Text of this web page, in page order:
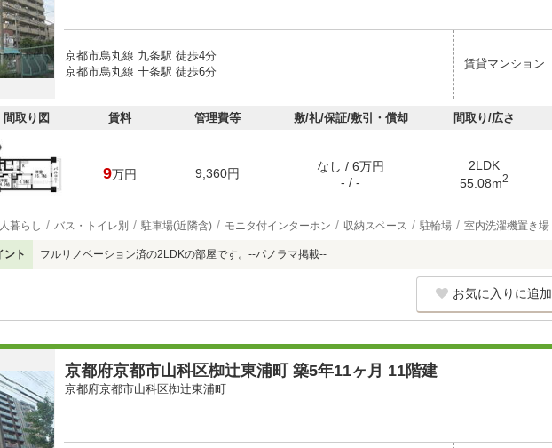
京都市烏丸線 九条駅 徒歩4分
京都市烏丸線 十条駅 徒歩6分
賃貸マンション
間取り図 賃料 管理費等 敷/礼/保証/敷引・償却 間取り/広さ
9万円 9,360円
なし / 6万円
- / -
2LDK
55.08m2
暮らし バス・トイレ別 駐車場(近隣含) モニタ付インターホン 収納スペース 駐輪場 室内洗濯機置き場
ント フルリノベーション済の2LDKの部屋です。--パノラマ掲載--
お気に入りに追加
京都府京都市山科区椥辻東浦町 築5年11ヶ月 11階建
京都府京都市山科区椥辻東浦町